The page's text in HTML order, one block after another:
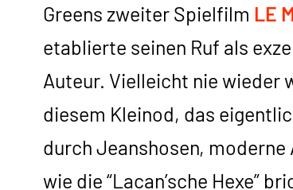
Greens zweiter Spielfilm LE
etablierte seinen Ruf als
Auteur. Vielleicht nie wieder
diesem Kleinod, das
durch Jeanshosen,
wie die “Lacan’sche Hexe”